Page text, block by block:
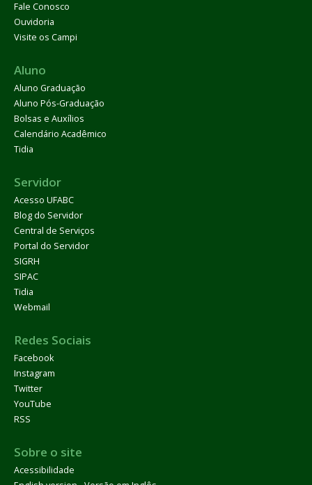
Fale Conosco
Ouvidoria
Visite os Campi
Aluno
Aluno Graduação
Aluno Pós-Graduação
Bolsas e Auxílios
Calendário Acadêmico
Tidia
Servidor
Acesso UFABC
Blog do Servidor
Central de Serviços
Portal do Servidor
SIGRH
SIPAC
Tidia
Webmail
Redes Sociais
Facebook
Instagram
Twitter
YouTube
RSS
Sobre o site
Acessibilidade